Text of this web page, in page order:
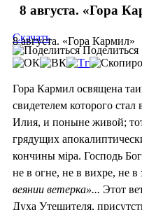
8 августа. «Гора
8 августа. «Гора Кармил»
Скачать
Поделиться
Гора Кармил освящена
свидетелем которого
Илия, и поныне живой;
грядущих
кончины мiра. Господь
не в огне, не в вихре, не в
веянии ветерка»... Этот
Духа Утешителя,